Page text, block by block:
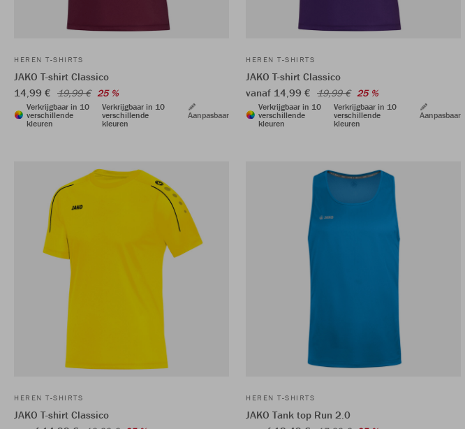
HEREN T-SHIRTS
JAKO T-shirt Classico
14,99 € 19,99 € 25 %
Verkrijgbaar in 10
verschillende
kleuren
Verkrijgbaar in 10
verschillende
kleuren
Aanpasbaar
HEREN T-SHIRTS
JAKO T-shirt Classico
vanaf 14,99 € 19,99 € 25 %
Verkrijgbaar in 10
verschillende
kleuren
Verkrijgbaar in 10
verschillende
kleuren
Aanpasbaar
HEREN T-SHIRTS
JAKO T-shirt Classico
HEREN T-SHIRTS
JAKO Tank top Run 2.0